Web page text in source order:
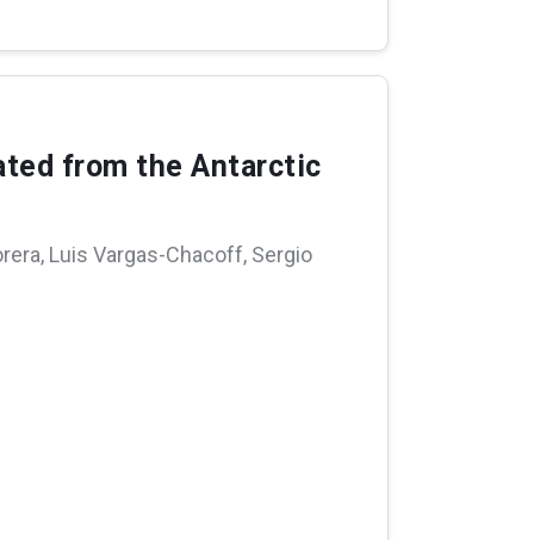
from the Antarctic
Luis Vargas-Chacoff, Sergio